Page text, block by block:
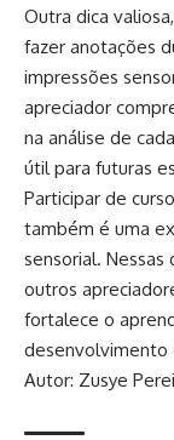
Outra dica
fazer anotações
impressões
apreciador
na análise de
útil para futuras
Participar de
também é uma
sensorial.
outros
fortalece o
desenvolvimento
Autor: Zusye